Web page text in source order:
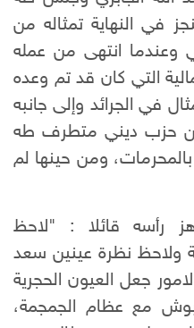
في النهاية تمثاله من
وعندما انتهى من عمله
التي كان قد تم وعده
في الجرائد وإلى جانبه
حزب ديني متطرف طه
ومن حينها لم
رأسه قائلا : "لاحظ
ولاحظ نظرة عينين سعد
جعل العيون الحجرية
مع عظام الجمجمة،